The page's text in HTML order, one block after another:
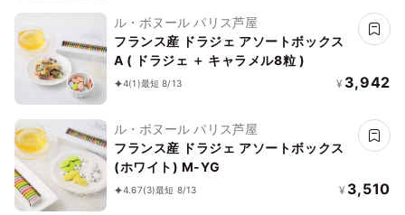
ル・ボヌール パリス芦屋
フランス産 ドラジェ アソートボックス
A ( ドラジェ ＋ キャラメル8粒 )
4(1)最短 8/13 ¥ 3,942
ル・ボヌール パリス芦屋
フランス産 ドラジェ アソートボックス
(ホワイト) M-YG
4.67(3)最短 8/13 ¥ 3,510